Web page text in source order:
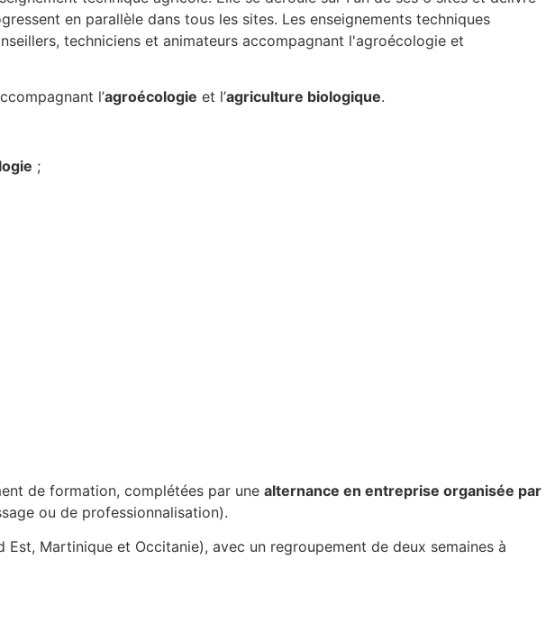
en parallèle dans tous les sites. Les enseignements techniques
techniciens et animateurs accompagnant l'agroécologie et
l’agroécologie et l’agriculture biologique.
;
de formation, complétées par une alternance en entreprise organisée par
ou de professionnalisation).
Est, Martinique et Occitanie), avec un regroupement de deux semaines à